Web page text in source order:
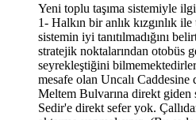
Yeni toplu taşıma sistemiyle
1- Halkın bir anlık kızgınlık
sistemin iyi tanıtılmadığını
stratejik noktalarından otobüs
seyrekleştiğini
mesafe olan Uncalı
Meltem Bulvarına direkt giden
Sedir'e direkt sefer yok.